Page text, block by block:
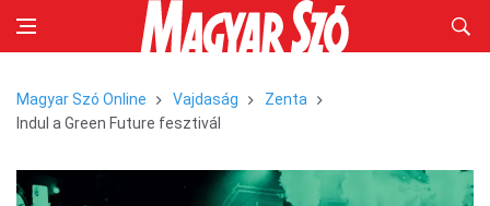
Magyar Szó Online Vajdaság
Zenta
Indul a Green Future fesztivál